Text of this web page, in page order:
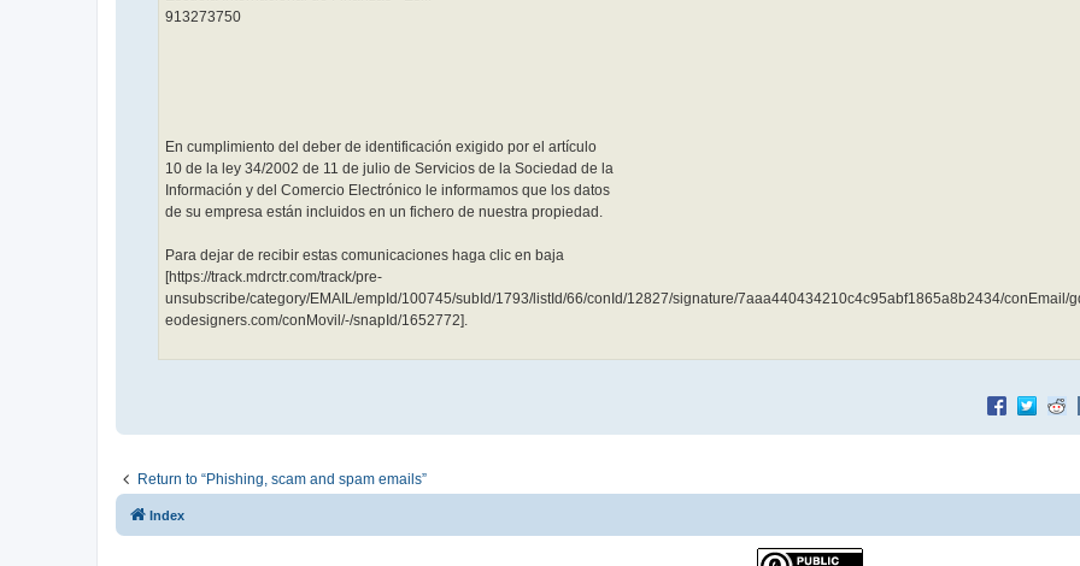
913273750
En cumplimiento del deber de identificación exigido por el artículo
10 de la ley 34/2002 de 11 de julio de Servicios de la Sociedad de la
Información y del Comercio Electrónico le informamos que los datos
de su empresa están incluidos en un fichero de nuestra propiedad.
Para dejar de recibir estas comunicaciones haga clic en baja
[https://track.mdrctr.com/track/pre-
unsubscribe/category/EMAIL/empId/100745/subId/1793/listId/66/conId/12827/signature/7aaa440434210c4c95abf1865a8b2434/conEmail/
eodesigners.com/conMovil/-/snapId/1652772].
Return to “Phishing, scam and spam emails”
Index